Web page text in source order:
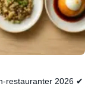
restauranter 2026 ✔